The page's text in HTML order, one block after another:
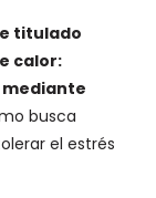
titulado
calor:
mediante
busca
el estrés